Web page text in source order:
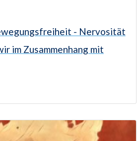
- Nervosität
im Zusammenhang mit